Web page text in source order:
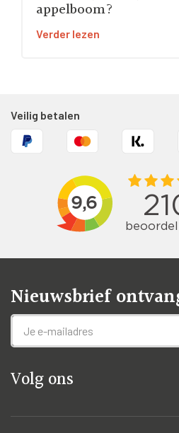
appelboom?
Verder lezen
Veilig betalen
Nieuwsbrief
Volg ons